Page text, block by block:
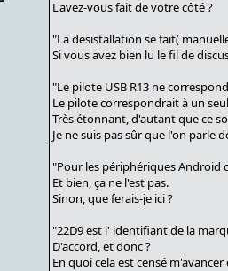
L'avez-vous fait de votre côté ?
"La desistallation se fait(
Si vous avez bien lu le fil de
"Le pilote USB R13 ne
Le pilote correspondrait à un
Très étonnant, d'autant que ce
Je ne suis pas sûr que l'on parle
"Pour les périphériques Android
Et bien, ça ne l'est pas.
Sinon, que ferais-je ici ?
"22D9 est l' identifiant de la
D'accord, et donc ?
En quoi cela est censé m'avancer